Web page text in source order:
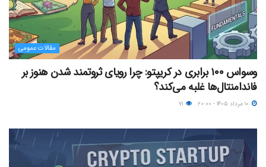
مقالات عمومی
وسواس ۱۰۰ برابری در کریپتو: چرا رویای ثروتمند شدن هنوز بر
فاندامنتال‌ها غلبه می‌کند؟